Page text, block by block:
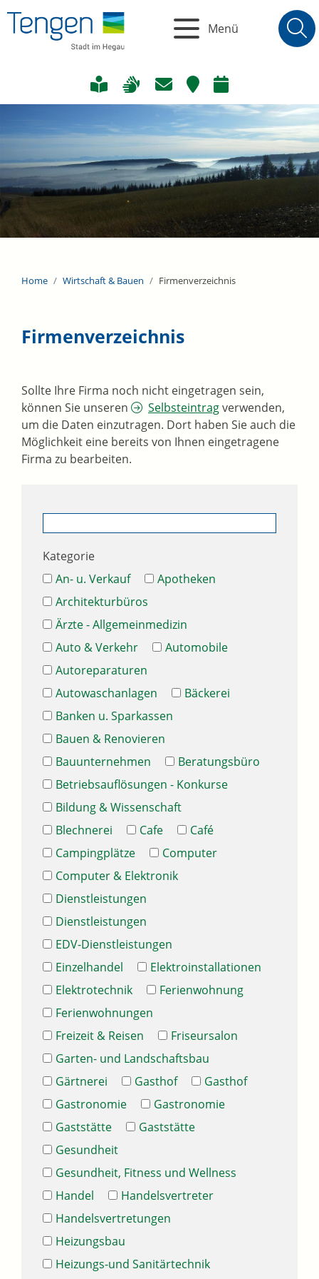
Menü
Home Wirtschaft & Bauen Firmenverzeichnis
Firmenverzeichnis
Sollte Ihre Firma noch nicht eingetragen sein,
können Sie unseren
Selbsteintragverwenden,
um die Daten einzutragen. Dort haben Sie auch die
Möglichkeit eine bereits von Ihnen eingetragene
Firma zu bearbeiten.
Kategorie
An- u. Verkauf
Apotheken
Architekturbüros
Ärzte - Allgemeinmedizin
Auto & Verkehr
Automobile
Autoreparaturen
Autowaschanlagen
Bäckerei
Banken u. Sparkassen
Bauen & Renovieren
Bauunternehmen
Beratungsbüro
Betriebsauflösungen - Konkurse
Bildung & Wissenschaft
Blechnerei
Cafe
Café
Campingplätze
Computer
Computer & Elektronik
Dienstleistungen
Dienstleistungen
EDV-Dienstleistungen
Einzelhandel
Elektroinstallationen
Elektrotechnik
Ferienwohnung
Ferienwohnungen
Freizeit & Reisen
Friseursalon
Garten- und Landschaftsbau
Gärtnerei
Gasthof
Gasthof
Gastronomie
Gastronomie
Gaststätte
Gaststätte
Gesundheit
Gesundheit, Fitness und Wellness
Handel
Handelsvertreter
Handelsvertretungen
Heizungsbau
Heizungs-und Sanitärtechnik